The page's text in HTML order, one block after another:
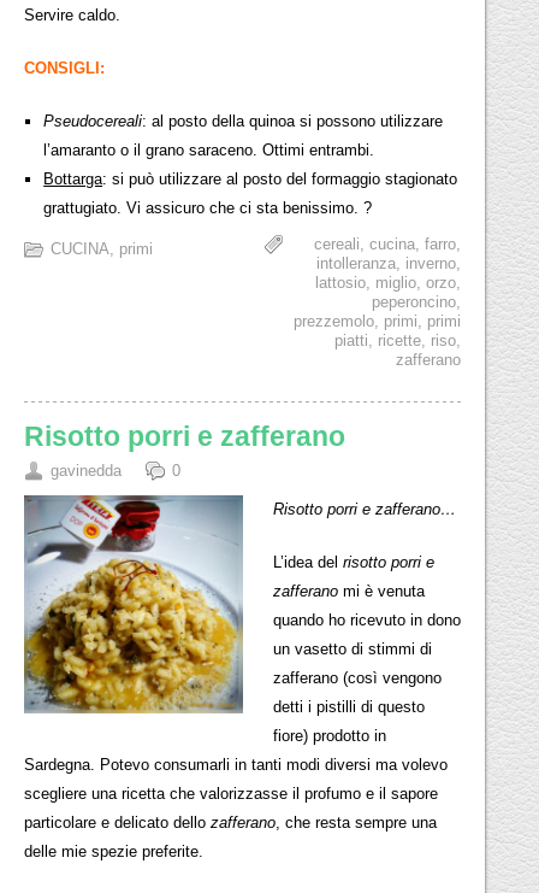
Servire caldo.
CONSIGLI:
Pseudocereali: al posto della quinoa si possono utilizzare
l’amaranto o il grano saraceno. Ottimi entrambi.
Bottarga: si può utilizzare al posto del formaggio stagionato
grattugiato. Vi assicuro che ci sta benissimo. ?
CUCINA, primi cereali, cucina, farro,
intolleranza, inverno,
lattosio, miglio, orzo,
peperoncino,
prezzemolo, primi, primi
piatti, ricette, riso,
zafferano
Risotto porri e zafferano
gavinedda 0
Risotto porri e zafferano…
L’idea del risotto porri e
zafferano mi è venuta
quando ho ricevuto in dono
un vasetto di stimmi di
zafferano (così vengono
detti i pistilli di questo
fiore) prodotto in
Sardegna. Potevo consumarli in tanti modi diversi ma volevo
scegliere una ricetta che valorizzasse il profumo e il sapore
particolare e delicato dellozafferano, che resta sempre una
delle mie spezie preferite.